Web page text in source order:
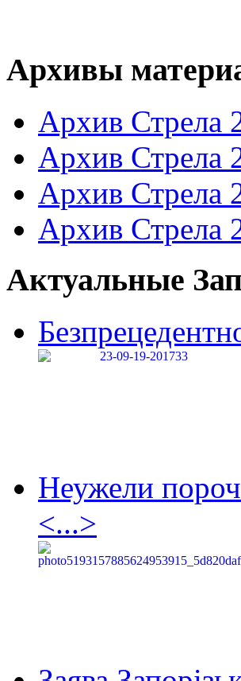
Архивы
Архив Стрела
Архив Стрела
Архив Стрела
Архив Стрела
Актуальные
Неужели
<...>